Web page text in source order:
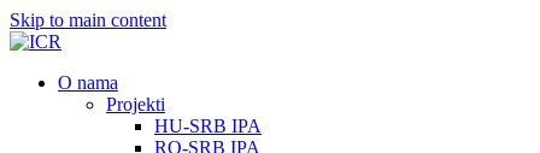
Skip to main content
О nama
Projekti
HU-SRB IPA
RO-SRB IPA